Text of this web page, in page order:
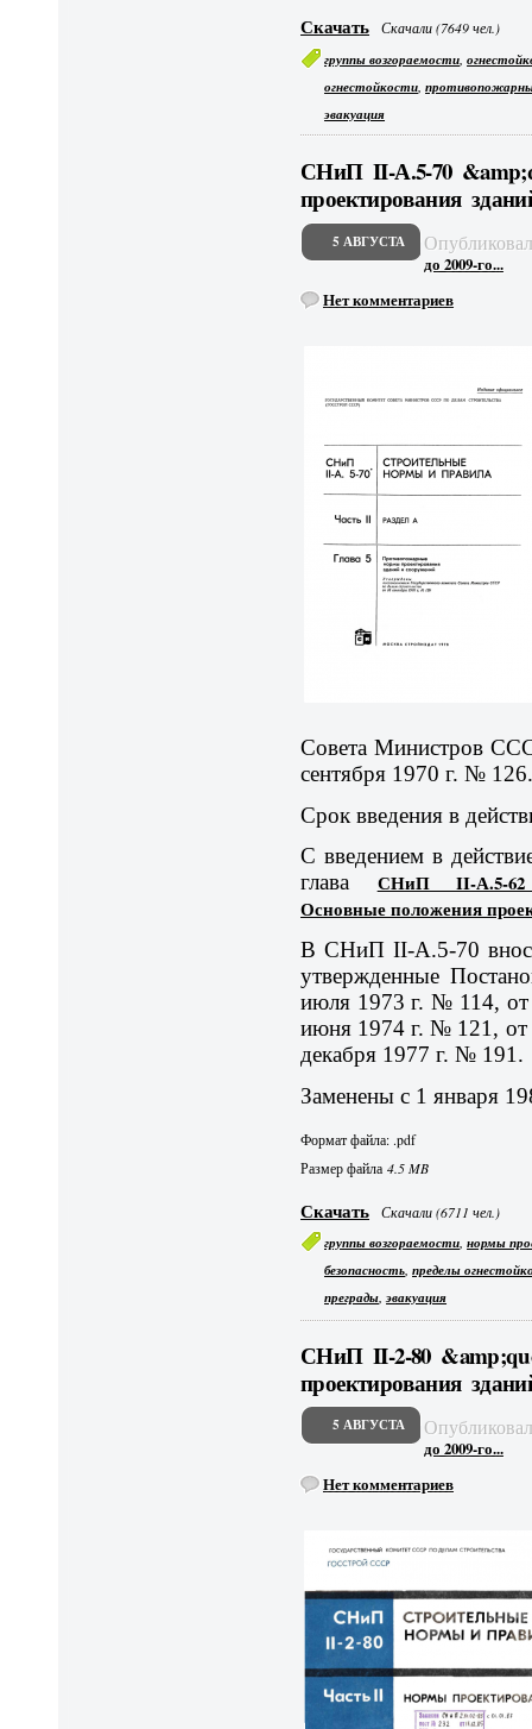
Скачать Скачали (7649 чел.)
группы возгораемости ,
огнестойкости ,
эвакуация
СНиП II-А.5-70
проектирования
5 АВГУСТА
до 2009-го...
Нет комментариев
Совета Министров
сентября 1970 г. №
Срок введения в
С введением в
глава СНиП II-А.5-62
Основные положения
В СНиП II-А.5-70
утвержденные
июля 1973 г. № 114,
июня 1974 г. № 121, от
декабря 1977 г. № 191.
Заменены с 1 января
Формат файла: .pdf
Размер файла4.5 MB
Скачать Скачали (6711 чел.)
группы возгораемости,нормы
безопасность,пределы
преграды,эвакуация
СНиП II-2-80
проектирования
5 АВГУСТА
до 2009-го...
Нет комментариев